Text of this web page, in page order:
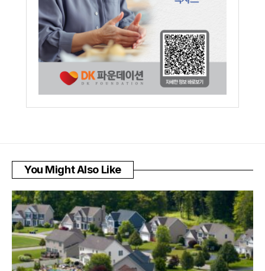
You Might Also Like